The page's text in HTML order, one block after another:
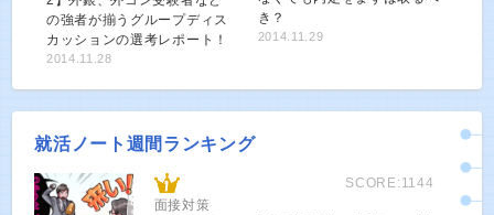
の強者が揃うグループディス
カッションの選考レポート！
2014.11.28
き？
2014.11.29
就活ノート週間ランキング
SCORE:1144
面接対策